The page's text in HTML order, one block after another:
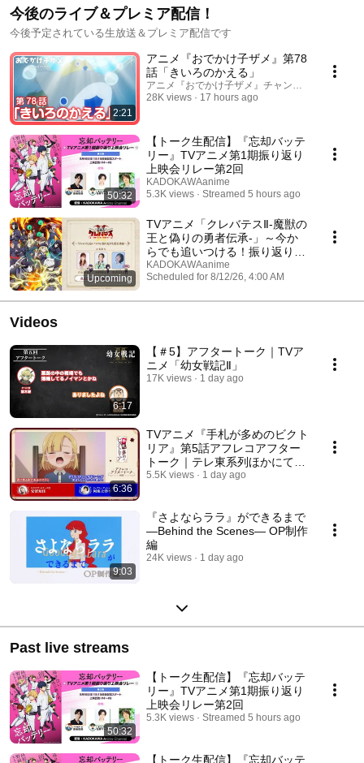
今後のライブ＆プレミア配信！
今後予定されている生放送＆プレミア配信です
2:21
アニメ『おでかけ子ザメ』第78
話「きいろのかえる」
アニメ『おでかけ子ザメ』チャンネル
28K views
17 hours ago
50:32
【トーク生配信】『忘却バッテ
リー』TVアニメ第1期振り返り
上映会リレー第2回
KADOKAWAanime
5.3K views
Streamed 5 hours ago
Upcoming
TVアニメ「クレバテスⅡ-魔獣の
王と偽りの勇者伝承-」～今か
らでも追いつける！振り返り生
放送番組～
KADOKAWAanime
Scheduled for 8/12/26, 4:00 AM
Videos
6:17
【＃5】アフタートーク｜TVア
ニメ「幼女戦記Ⅱ」
17K views 1 day ago
6:36
TVアニメ『手札が多めのビクト
リア』第5話アフレコアフター
トーク｜テレ東系列ほかにて毎
週火曜日24時より放送中⟡.·
5.5K views 1 day ago
9:03
『さよならララ』ができるまで
―Behind the Scenes― OP制作
編
24K views 1 day ago
Past live streams
50:32
【トーク生配信】『忘却バッテ
リー』TVアニメ第1期振り返り
上映会リレー第2回
5.3K views Streamed 5 hours ago
【トーク生配信】『忘却バッテ